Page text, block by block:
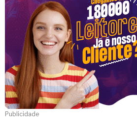
Publicidade